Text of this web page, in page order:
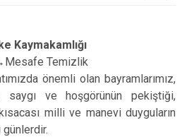
Söke
Sultanhisar
Yenipazar
Efeler
Kaymakamlığı
Temizlik
önemli olan bayramlarımız,
saygı ve hoşgörünün pekiştiği,
milli ve manevi duyguların
günlerdir.